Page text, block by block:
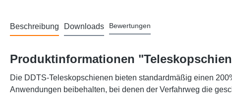
Beschreibung Downloads Bewertungen
Produktinformationen
Die DDTS-Teleskopschienen bieten standardmäßig einen
Anwendungen beibehalten, bei denen der Verfahrweg die